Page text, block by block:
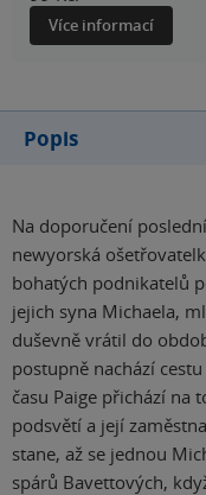
Více informací
Popis
Na doporučení
newyorská
bohatých podnikatelů
jejich syna Michaela,
duševně vrátil do
postupně nachází
času Paige přichází na
podsvětí a její
stane, až se jednou
spárů Bavettových,